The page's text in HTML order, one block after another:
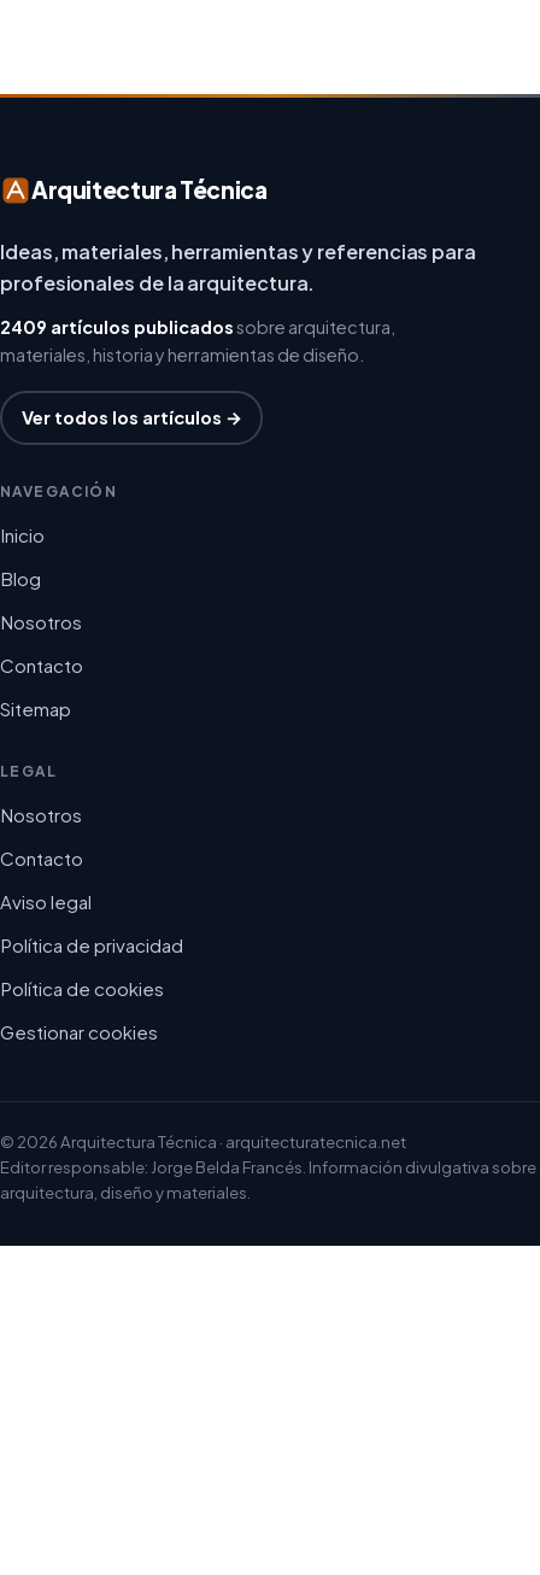
Arquitectura Técnica
Ideas, materiales, herramientas y referencias para
profesionales de la arquitectura.
2409 artículos publicadossobre arquitectura,
materiales, historia y herramientas de diseño.
Ver todos los artículos →
NAVEGACIÓN
Inicio
Blog
Nosotros
Contacto
Sitemap
LEGAL
Nosotros
Contacto
Aviso legal
Política de privacidad
Política de cookies
Gestionar cookies
© 2026 Arquitectura Técnica · arquitecturatecnica.net
Editor responsable: Jorge Belda Francés. Información divulgativa sobre
arquitectura, diseño y materiales.